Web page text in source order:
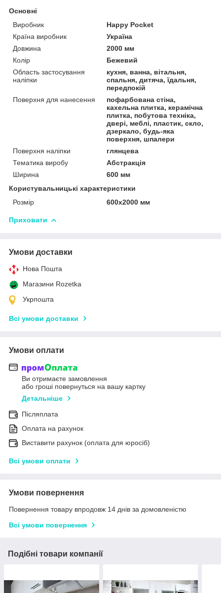
Основні
Виробник
Happy Pocket
Країна виробник
Україна
Довжина
2000 мм
Колір
Бежевий
Область застосування
наліпки
кухня, ванна, вітальня,
спальня, дитяча, їдальня,
передпокій
Поверхня для нанесення
пофарбована стіна,
кахельна плитка, керамічна
плитка, побутова техніка,
двері, меблі, пластик, скло,
дзеркало, будь-яка
поверхня, шпалери
Поверхня наліпки
глянцева
Тематика виробу
Абстракція
Ширина
600 мм
Користувальницькі характеристики
Розмір
600х2000 мм
Приховати
Умови доставки
Нова Пошта
Магазини Rozetka
Укрпошта
Всі умови доставки
Умови оплати
Ви отримаєте замовлення
або гроші повернуться на вашу картку
Детальніше
Післяплата
Оплата на рахунок
Виставити рахунок (оплата для юросіб)
Всі умови оплати
Умови повернення
Повернення товару впродовж 14 днів за домовленістю
Всі умови повернення
Подібні товари компанії